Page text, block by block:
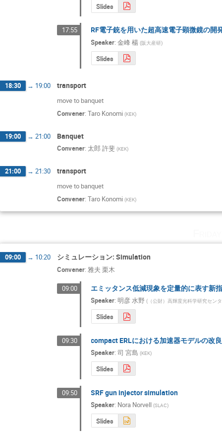
Slides
17:55 RF電子銃を用いた超高速電子顕微鏡の開
Speaker:金峰 楊 (阪大産研)
Slides
18:30 → 19:00 transport
move to banquet
Convener: Taro Konomi (KEK)
19:00 → 21:00 Banquet
Convener: 太郎 許斐 (KEK)
21:00 → 21:30 transport
move to banquet
Convener: Taro Konomi (KEK)
09:00 → 10:20 シミュレーション: Simulation
Convener: 雅夫 栗木
09:00 エミッタンス低減現象を定量的に表す新
Speaker: 明彦 水野 ( （公財）高輝度光科学研究セン
Slides
09:30 compact ERLにおける加速器モデルの改良
Speaker:司 宮島 (KEK)
Slides
09:50 SRF gun injector simulation
Speaker: Nora Norvell (SLAC)
Slides